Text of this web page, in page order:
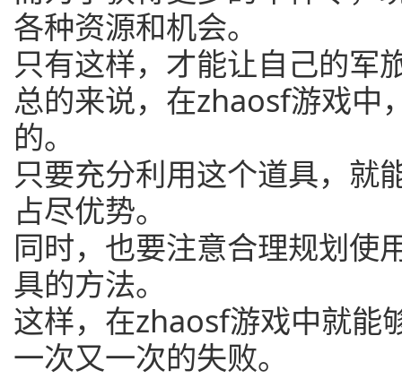
各种资源和机会。
只有这样，才能让自己的军
总的来说，在zhaosf游戏中
的。
只要充分利用这个道具，就
占尽优势。
同时，也要注意合理规划使
具的方法。
这样，在zhaosf游戏中就能
一次又一次的失败。